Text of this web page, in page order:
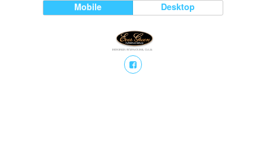
Mobile Desktop